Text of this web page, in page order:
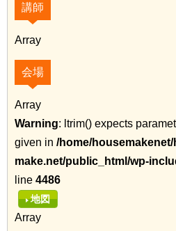
講師
Array
会場
Array
Warning: ltrim() expects
given in /home/
make.net/public_html/wp-
line 4486
地図
Array